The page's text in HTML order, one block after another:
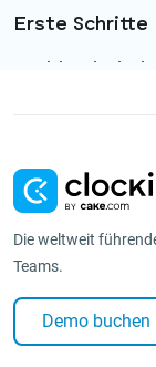
Integrationen
Erste Schritte
Zeit- und
Projekte
Verwaltung
Apps
Die weltweit
Teams.
Demo buchen